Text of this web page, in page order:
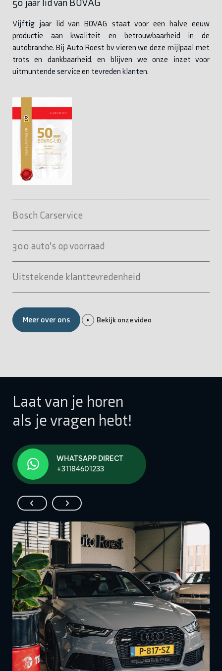
50 jaar lid van BOVAG
Vijftig jaar lid van BOVAG staat voor een halve eeuw
productie aan kwaliteit en betrouwbaarheid in de
autobranche. Bij Auto Roest bv vieren we deze mijlpaal met
trots en dankbaarheid, en blijven we onze inzet voor
uitmuntende service en tevreden klanten.
Bosch Carservice
300 auto's op voorraad
Uitstekende klanttevredenheid
Meer over ons Bekijk onze video
Laat van je horen
als je vragen hebt!
WHATSAPP DIRECT
+31184601233